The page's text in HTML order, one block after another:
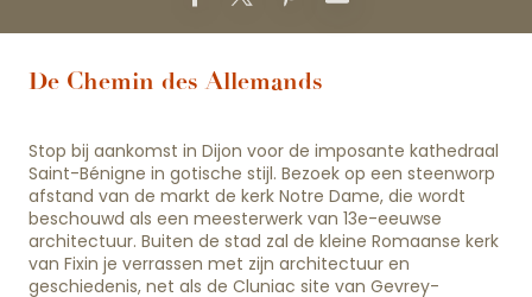
De Chemin des Allemands
Stop bij aankomst in Dijon voor de imposante kathedraal
Saint-Bénigne in gotische stijl. Bezoek op een steenworp
afstand van de markt de kerk Notre Dame, die wordt
beschouwd als een meesterwerk van 13e-eeuwse
architectuur. Buiten de stad zal de kleine Romaanse kerk
van Fixin je verrassen met zijn architectuur en
geschiedenis, net als de Cluniac site van Gevrey-